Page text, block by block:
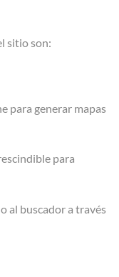
sitio son:
para generar mapas
para
al buscador a través